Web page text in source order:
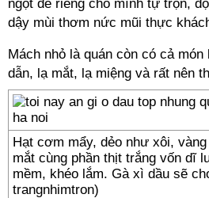
ngọt để riêng cho mình tự trộn,
dậy mùi thơm nức mũi thực
Mách nhỏ là quán còn có cả
dẫn, lạ mắt, lạ miệng và rất nên
Hạt cơm mẩy, dẻo như xôi,
mắt cùng phần thịt trắng vốn dĩ
mềm, khéo lắm. Gà xì dầu sẽ
trangnhimtron)